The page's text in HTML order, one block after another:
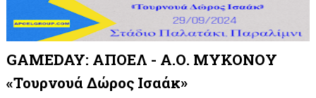
GAMEDAY: ΑΠΟΕΛ - Α.Ο. ΜΥΚΟΝΟΥ
«Τουρνουά Δώρος Ισαάκ»